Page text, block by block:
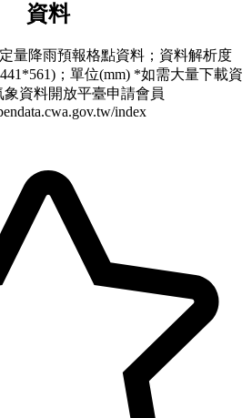
資料
量降雨預報格點資料；資料解析度
；單位(mm) *如需大量下載資
資料開放平臺申請會員
index